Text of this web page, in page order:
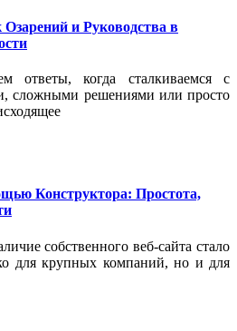
и Руководства в
ответы, когда сталкиваемся с
сложными решениями или просто
Конструктора: Простота,
собственного веб-сайта стало
для крупных компаний, но и для